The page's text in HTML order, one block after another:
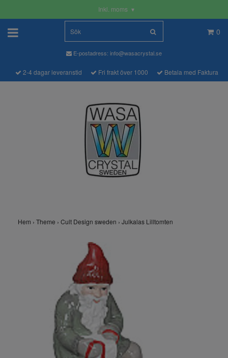
Inkl. moms ▾
0
E-postadress: info@wasacrystal.se
2-4 dagar leveranstid Fri frakt över 1000 Betala med Faktura
Hem › Theme › Cult Design sweden › Julkalas Lilltomten